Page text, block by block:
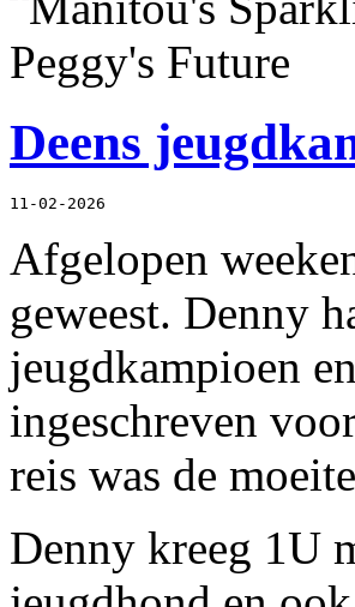
Deens
11-02-2026
Afgelopen
geweest. Denny
jeugdkampioen
ingeschreven
reis was de
Denny kreeg 1U